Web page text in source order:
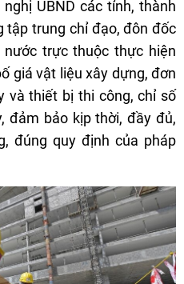
UBND các tỉnh, thành
tập trung chỉ đạo, đôn đốc
trực thuộc thực hiện
giá vật liệu xây dựng, đơn
và thiết bị thi công, chỉ số
đảm bảo kịp thời, đầy đủ,
đúng quy định của pháp